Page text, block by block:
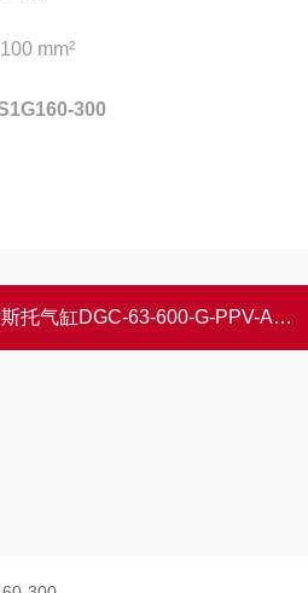
mm²
300
托气缸DGC-63-600-G-PPV-A作用